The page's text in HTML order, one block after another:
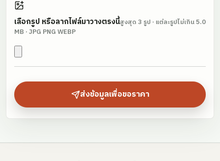
เลือกรูป หรือลากไฟล์มาวางตรงนี้สูงสุด3 รูป · แต่ละรูปไม่เกิน5.0
MB · JPG PNG WEBP
ส่งข้อมูลเพื่อขอราคา